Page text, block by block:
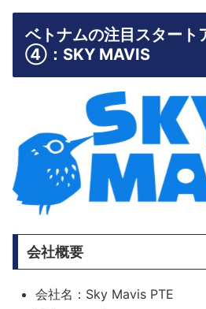
ベトナムの注目スタート
④：SKY MAVIS
会社概要
会社名：Sky Mavis PTE